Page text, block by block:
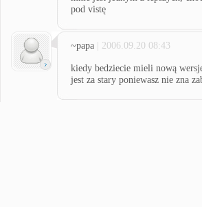
pod vistę
~papa | 2006.09.20 08:43
kiedy bedziecie mieli nową
jest za stary poniewasz nie zna